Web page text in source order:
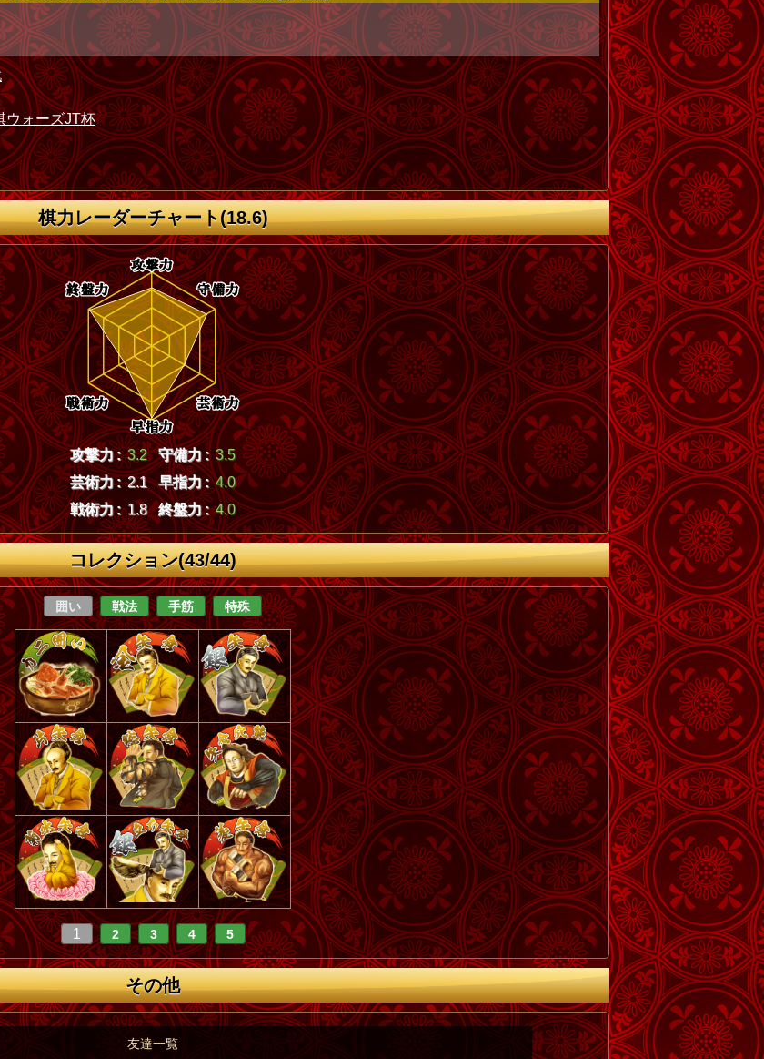
ォーズJT杯
棋力レーダーチャート(18.6)
攻撃力 : 3.2 守備力 : 3.5
芸術力 : 2.1 早指力 : 4.0
戦術力 : 1.8 終盤力 : 4.0
コレクション(43/44)
囲い 戦法 手筋 特殊
1 2 3 4 5
その他
友達一覧